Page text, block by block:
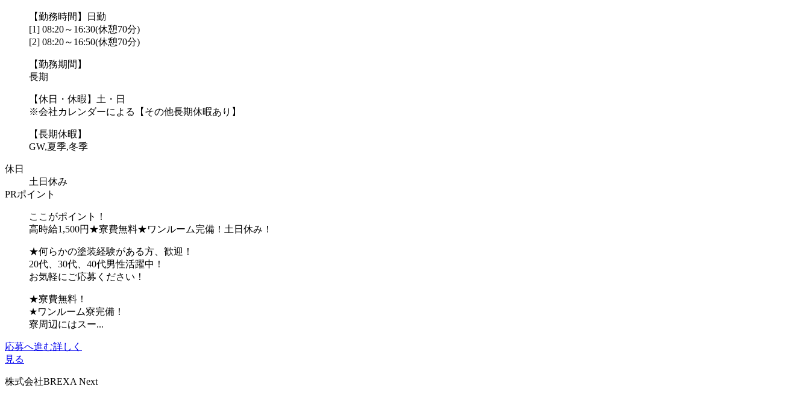
【勤務時間】日勤
[1] 08:20～16:30(休憩70分)
[2] 08:20～16:50(休憩70分)
【勤務期間】
長期
【休日・休暇】土・日
※会社カレンダーによる【その他長期休暇あり】
【長期休暇】
GW,夏季,冬季
休日
土日休み
PRポイント
ここがポイント！
高時給1,500円★寮費無料★ワンルーム完備！土日休み！
★何らかの塗装経験がある方、歓迎！
20代、30代、40代男性活躍中！
お気軽にご応募ください！
★寮費無料！
★ワンルーム寮完備！
寮周辺にはスー...
応募へ進む詳しく
見る
株式会社BREXA Next